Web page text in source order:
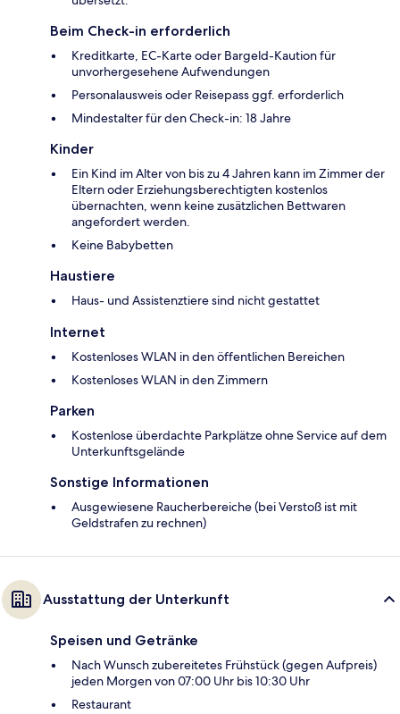
Beim Check-in erforderlich
Kreditkarte, EC-Karte oder Bargeld-Kaution für
unvorhergesehene Aufwendungen
Personalausweis oder Reisepass ggf. erforderlich
Mindestalter für den Check-in: 18 Jahre
Kinder
Ein Kind im Alter von bis zu 4 Jahren kann im Zimmer der
Eltern oder Erziehungsberechtigten kostenlos
übernachten, wenn keine zusätzlichen Bettwaren
angefordert werden.
Keine Babybetten
Haustiere
Haus- und Assistenztiere sind nicht gestattet
Internet
Kostenloses WLAN in den öffentlichen Bereichen
Kostenloses WLAN in den Zimmern
Parken
Kostenlose überdachte Parkplätze ohne Service auf dem
Unterkunftsgelände
Sonstige Informationen
Ausgewiesene Raucherbereiche (bei Verstoß ist mit
Geldstrafen zu rechnen)
Ausstattung der Unterkunft
Speisen und Getränke
Nach Wunsch zubereitetes Frühstück (gegen Aufpreis)
jeden Morgen von 07:00 Uhr bis 10:30 Uhr
Restaurant